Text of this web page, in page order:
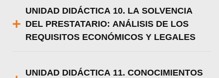
UNIDAD DIDÁCTICA 10. LA SOLVENCIA
DEL PRESTATARIO: ANÁLISIS DE LOS
REQUISITOS ECONÓMICOS Y LEGALES
UNIDAD DIDÁCTICA 11. CONOCIMIENTOS